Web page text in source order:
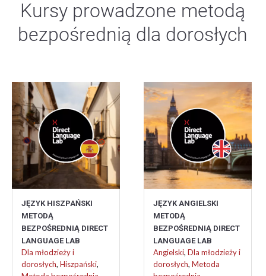
Kursy prowadzone metodą
bezpośrednią dla dorosłych
JĘZYK HISZPAŃSKI
METODĄ
BEZPOŚREDNIĄ DIRECT
LANGUAGE LAB
Dla młodzieży i
dorosłych,Hiszpański,
JĘZYK ANGIELSKI
METODĄ
BEZPOŚREDNIĄ DIRECT
LANGUAGE LAB
Angielski,Dla młodzieży i
dorosłych,Metoda